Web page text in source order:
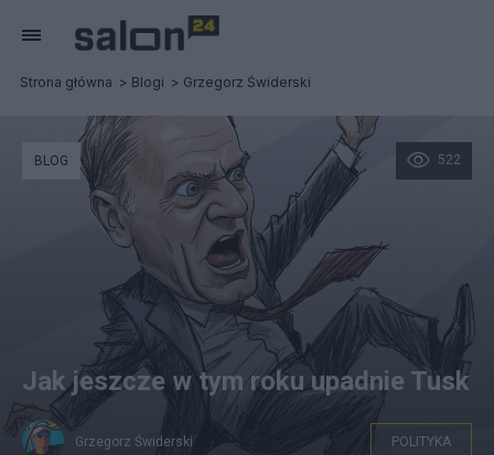
Strona główna Blogi Grzegorz Świderski
522
BLOG
Jak jeszcze w tym roku upadnie Tusk
Grzegorz Świderski POLITYKA